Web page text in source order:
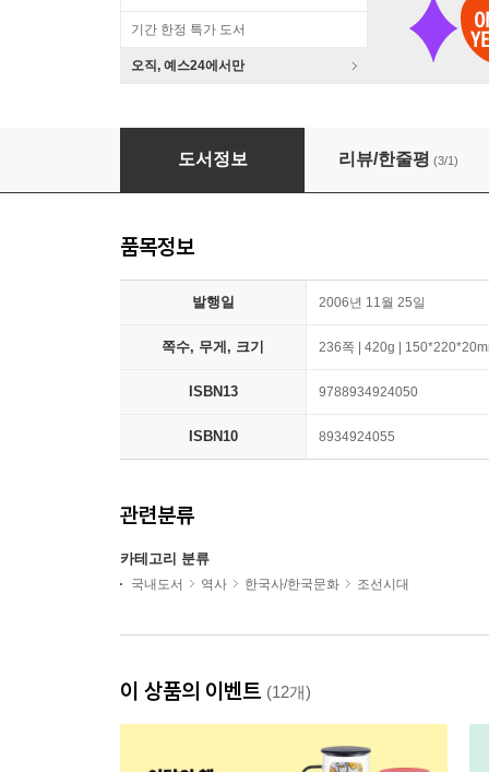
기간 한정 특가 도서
오직, 예스24에서만
조선 명가 안동김씨
도서정보 리뷰/한줄평 (3/1)
품목정보
발행일 2006년 11월 25일
쪽수, 무게, 크기 236쪽 | 420g |
ISBN13 9788934924050
ISBN10 8934924055
관련분류
카테고리 분류
국내도서 역사 한국사/한국문화 조선시대
이 상품의 이벤트 (12개)